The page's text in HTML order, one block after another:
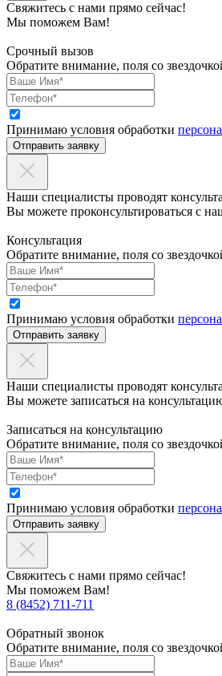
Свяжитесь с нами прямо сейчас!
Мы поможем Вам!
Срочный вызов
Обратите внимание, поля со
Принимаю условия обработки
Отправить заявку
Наши специалисты проводят
Вы можете проконсультироваться с
Консультация
Обратите внимание, поля со
Принимаю условия обработки
Отправить заявку
Наши специалисты проводят
Вы можете записаться на
Записаться на консультацию
Обратите внимание, поля со
Принимаю условия обработки
Отправить заявку
Свяжитесь с нами прямо сейчас!
Мы поможем Вам!
8 (8452) 711-711
Обратный звонок
Обратите внимание, поля со